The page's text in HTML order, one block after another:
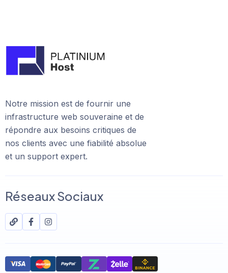
Notre mission est de fournir une
infrastructure web souveraine et de
répondre aux besoins critiques de
nos clients avec une fiabilité absolue
et un support expert.
Réseaux Sociaux